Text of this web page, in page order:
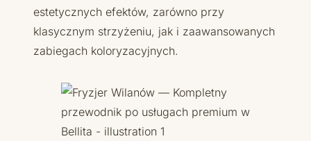
estetycznych efektów, zarówno przy
klasycznym strzyżeniu, jak i zaawansowanych
zabiegach koloryzacyjnych.